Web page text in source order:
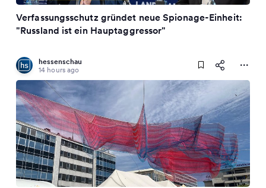
Verfassungsschutz gründet neue Spionage-Einheit:
"Russland ist ein Hauptaggressor"
hessenschau
14 hours ago